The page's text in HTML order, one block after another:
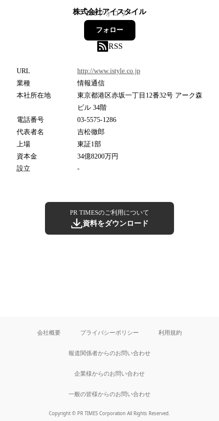
株式会社アイスタイル
130フォロワー
フォロー
RSS
URL
http://www.istyle.co.jp
業種
情報通信
本社所在地
東京都港区赤坂一丁目12番32号 アーク森
ビル 34階
電話番号
03-5575-1286
代表者名
吉松徹郎
上場
東証1部
資本金
34億8200万円
設立
-
PR TIMESのご利用について
資料をダウンロード
会社概要 プライバシーポリシー 利用規約
報道関係者からのお問い合わせ
企業様からのお問い合わせ
一般の皆様からのお問い合わせ
Copyright © PR TIMES Corporation All Rights Reserved.